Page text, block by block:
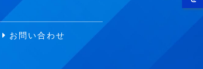
お問い合わせ